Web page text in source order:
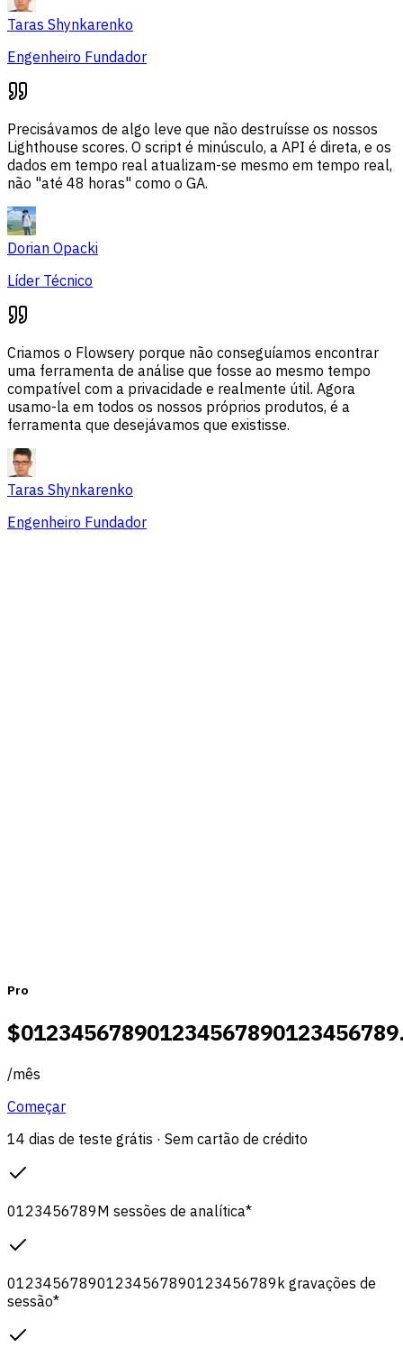
Taras Shynkarenko
Engenheiro Fundador
Precisávamos de algo leve que não destruísse os nossos
Lighthouse scores. O script é minúsculo, a API é direta, e os
dados em tempo real atualizam-se mesmo em tempo real,
não "até 48 horas" como o GA.
Dorian Opacki
Líder Técnico
Criamos o Flowsery porque não conseguíamos encontrar
uma ferramenta de análise que fosse ao mesmo tempo
compatível com a privacidade e realmente útil. Agora
usamo-la em todos os nossos próprios produtos, é a
ferramenta que desejávamos que existisse.
Taras Shynkarenko
Engenheiro Fundador
Visão geral Problemas de sessão
Pro
$012345678901234567890123456789
/mês
Começar
14 dias de teste grátis · Sem cartão de crédito
0123456789M sessões de analítica*
012345678901234567890123456789 k gravações de
sessão*